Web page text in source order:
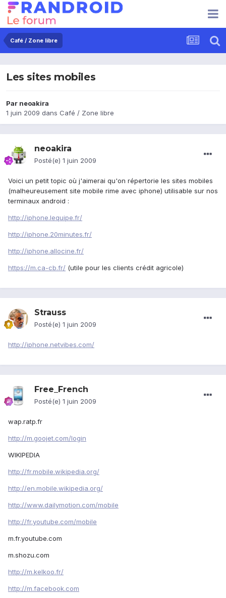
Café / Zone libre
Les sites mobiles
Par neoakira
1 juin 2009 dans Café / Zone libre
neoakira
Posté(e) 1 juin 2009
Voici un petit topic où j'aimerai qu'on répertorie les sites mobiles
(malheureusement site mobile rime avec iphone) utilisable sur nos
terminaux android :
http://iphone.lequipe.fr/
http://iphone.20minutes.fr/
http://iphone.allocine.fr/
https://m.ca-cb.fr/ (utile pour les clients crédit agricole)
Strauss
Posté(e) 1 juin 2009
http://iphone.netvibes.com/
Free_French
Posté(e) 1 juin 2009
wap.ratp.fr
http://m.goojet.com/login
WIKIPEDIA
http://fr.mobile.wikipedia.org/
http://en.mobile.wikipedia.org/
http://www.dailymotion.com/mobile
http://fr.youtube.com/mobile
m.fr.youtube.com
m.shozu.com
http://m.kelkoo.fr/
http://m.facebook.com